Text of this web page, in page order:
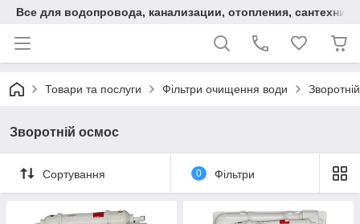
Все для водопровода, канализации, отопления, сантехники
Товари та послуги Фільтри очищення води
Зворотній осмос
Сортування 0 Фільтри